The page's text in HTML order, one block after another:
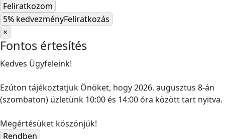
Feliratkozom
5% kedvezményFeliratkozás
×
Fontos értesítés
Kedves Ügyfeleink!
Ezúton tájékoztatjuk Önöket, hogy 2026. augusztus 8-án
(szombaton) üzletünk 10:00 és 14:00 óra között tart nyitva.
Megértésüket köszönjük!
Rendben